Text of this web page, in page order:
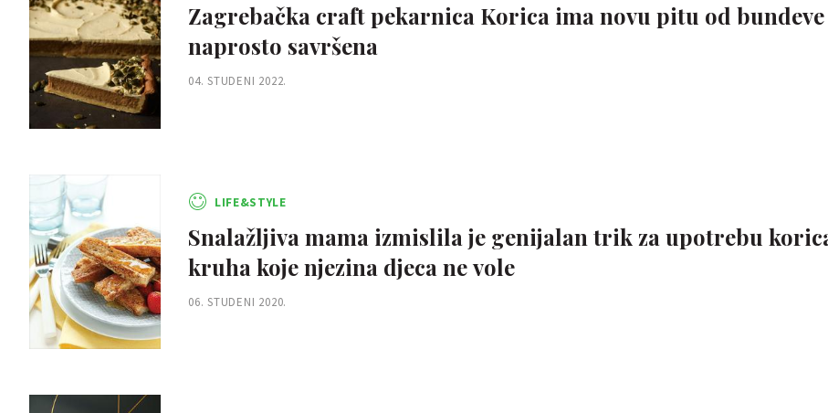
Zagrebačka craft pekarnica Korica ima novu pitu od
naprosto savršena
04. STUDENI 2022.
LIFE&STYLE
Snalažljiva mama izmislila je genijalan trik za upotrebu
kruha koje njezina djeca ne vole
06. STUDENI 2020.